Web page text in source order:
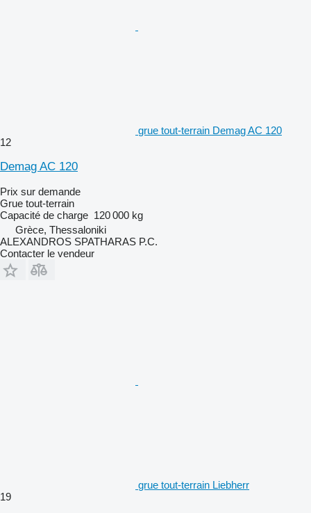
grue tout-terrain Demag AC 120
12
Demag AC 120
Prix sur demande
Grue tout-terrain
Capacité de charge 120 000 kg
Grèce, Thessaloniki
ALEXANDROS SPATHARAS P.C.
Contacter le vendeur
grue tout-terrain Liebherr
19